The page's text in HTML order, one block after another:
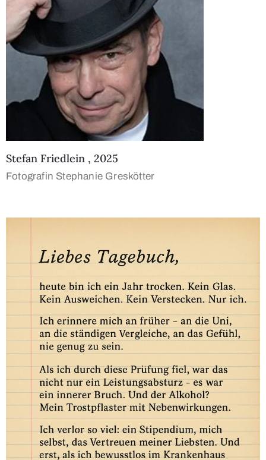
Stefan Friedlein , 2025
Fotografin Stephanie Greskötter